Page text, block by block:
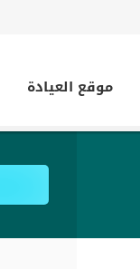
موقع العيادة